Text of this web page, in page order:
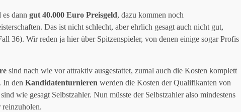
dann gut 40.000 Euro Preisgeld, dazu kommen noch
Das ist nicht schlecht, aber ehrlich gesagt auch nicht gut,
36). Wir reden ja hier über Spitzenspieler, von denen einige sogar Profis
sind nach wie vor attraktiv ausgestattet, zumal auch die Kosten komplett
In den Kandidatenturnieren werden die Kosten der Qualifikanten von
wie gesagt Selbstzahler. Nun müsste der Selbstzahler also mindestens
reinzuholen.